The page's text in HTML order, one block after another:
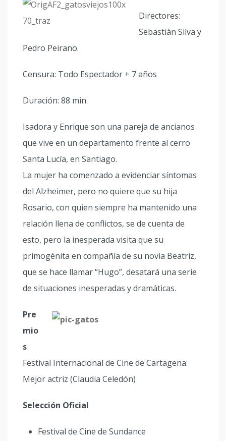
Directores:
Sebastián Silva y
Pedro Peirano.
Censura: Todo Espectador + 7 años
Duración: 88 min.
Isadora y Enrique son una pareja de ancianos
que vive en un departamento frente al cerro
Santa Lucía, en Santiago.
La mujer ha comenzado a evidenciar síntomas
del Alzheimer, pero no quiere que su hija
Rosario, con quien siempre ha mantenido una
relación llena de conflictos, se de cuenta de
esto, pero la inesperada visita que su
primogénita en compañía de su novia Beatriz,
que se hace llamar “Hugo”, desatará una serie
de situaciones inesperadas y dramáticas.
Pre
mio
s
Festival Internacional de Cine de Cartagena:
Mejor actriz (Claudia Celedón)
Selección Oficial
Festival de Cine de Sundance